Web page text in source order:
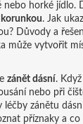
nebo horké jídlo.
. Jak
Důvody a
může vytvořit
zánět dásní.
nebo při
léčby zánětu
příznaky a